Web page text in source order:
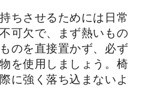
ちさせるためには日常
可欠で、まず熱いもの
のを直接置かず、必ず
を使用しましょう。椅
に強く落ち込まないよ